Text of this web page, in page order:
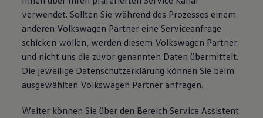
verwendet. Sollten Sie während des Prozesses einem
anderen Volkswagen Partner eine Serviceanfrage
schicken wollen, werden diesem Volkswagen Partner
und nicht uns die zuvor genannten Daten übermittelt.
Die jeweilige Datenschutzerklärung können Sie beim
ausgewählten Volkswagen Partner anfragen.
Weiter können Sie über den Bereich Service Assistent